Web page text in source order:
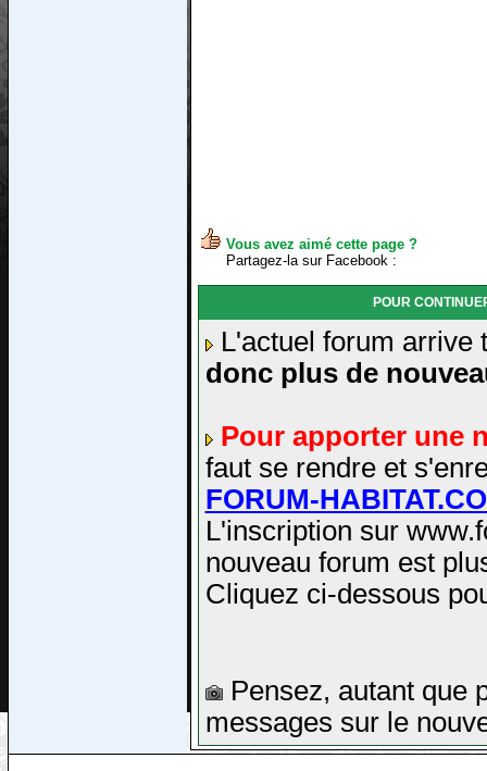
Vous avez aimé cette page ?
Partagez-la sur Facebook :
POUR
L'actuel forum arrive
donc plus de
Pour apporter une
faut se rendre et
FORUM-
L'inscription sur
nouveau forum est
Cliquez ci-dessous
Pensez, autant que
messages sur le